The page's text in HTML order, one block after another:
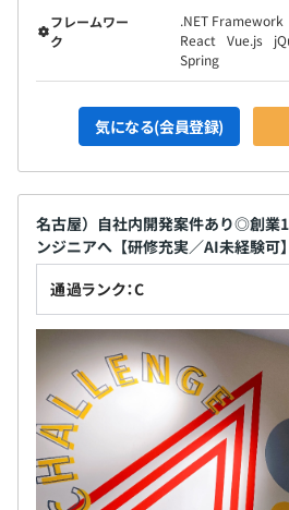
フレームワー
ク
.NET Framework
React
Vue.js
Spring
気になる(会員登録)
名古屋）自社内開発案件あり◎創業
ンジニアへ【研修充実／AI未経験可
通過ランク：C